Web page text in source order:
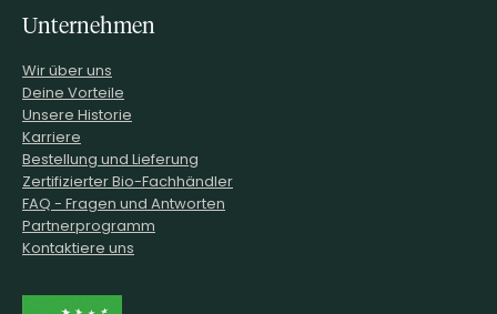
Unternehmen
Wir über uns
Deine Vorteile
Unsere Historie
Karriere
Bestellung und Lieferung
Zertifizierter Bio-Fachhändler
FAQ - Fragen und Antworten
Partnerprogramm
Kontaktiere uns